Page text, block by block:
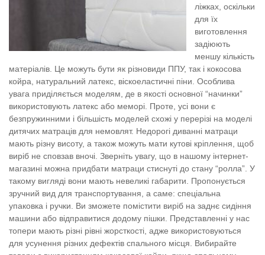
ліжках, оскільки
для їх
виготовлення
задіюють
меншу кількість
матеріалів. Це можуть бути як різновиди ППУ, так і кокосова
койра, натуральний латекс, віскоеластичні піни. Особлива
увага приділяється моделям, де в якості основної “начинки”
використовують латекс або меморі. Проте, усі вони є
безпружинними і більшість моделей схожі у перерізі на моделі
дитячих матраців для немовлят. Недорогі диванні матраци
мають різну висоту, а також можуть мати кутові кріплення, щоб
виріб не сповзав вночі. Зверніть увагу, що в нашому інтернет-
магазині можна придбати матраци стиснуті до стану “ролла”. У
такому вигляді вони мають невеликі габарити. Пропонується
зручний вид для транспортування, а саме: спеціальна
упаковка і ручки. Ви зможете помістити виріб на заднє сидіння
машини або відправитися додому пішки. Представленні у нас
топери мають різні рівні жорсткості, адже використовуються
для усунення різних дефектів спального місця. Вибирайте